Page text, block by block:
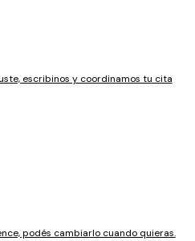
escribinos y coordinamos tu cita
podés cambiarlo cuando quieras.